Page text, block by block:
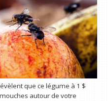
que ce légume à 1 $
autour de votre